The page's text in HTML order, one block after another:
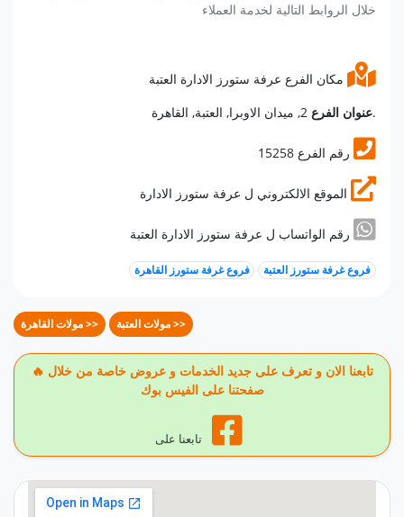
خلال الروابط التالية لخدمة العملاء
عنوان الفرع2, ميدان الاوبرا, العتبة, القاهرة.
فروع غرفة ستورز القاهرة فروع غرفة ستورز العتبة
مولات القاهرة >> مولات العتبة >>
🔥 تابعنا الان و تعرف على جديد الخدمات و عروض خاصة من خلال
صفحتنا على الفيس بوك
تابعنا على